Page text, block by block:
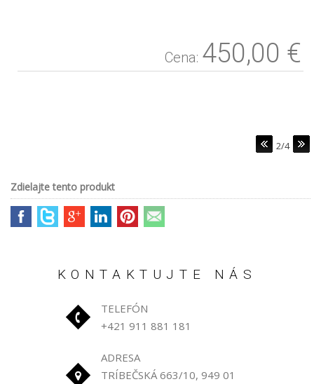
Cena: 450,00 €
2/4
Zdielajte tento produkt
KONTAKTUJTE NÁS
TELEFÓN
+421 911 881 181
ADRESA
TRÍBEČSKÁ 663/10, 949 01